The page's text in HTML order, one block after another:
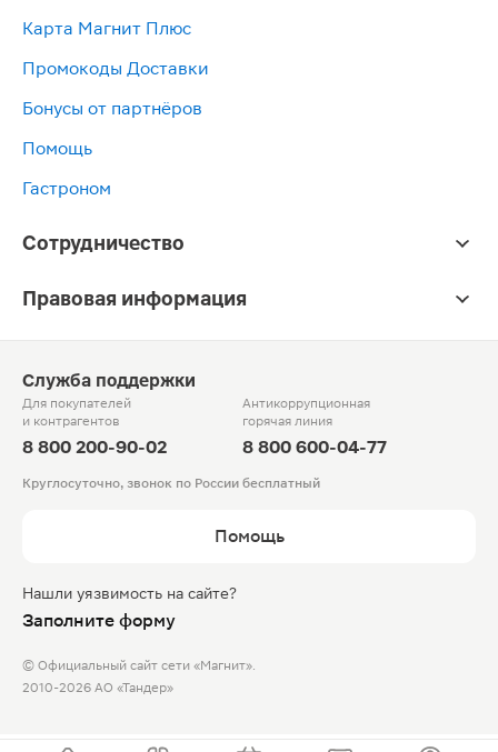
Карта Магнит Плюс
Промокоды Доставки
Бонусы от партнёров
Помощь
Гастроном
Сотрудничество
Правовая информация
Служба поддержки
Для покупателей
и контрагентов
8 800 200-90-02
Антикоррупционная
горячая линия
8 800 600-04-77
Круглосуточно, звонок по России бесплатный
Помощь
Нашли уязвимость на сайте?
Заполните форму
© Официальный сайт сети «Магнит».
2010-2026 АО «Тандер»